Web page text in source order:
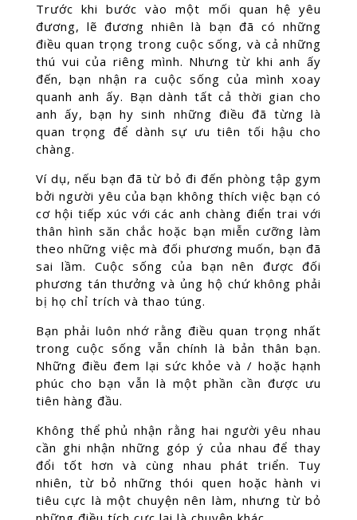
Trước khi bước vào một mối quan hệ yêu
đương, lẽ đương nhiên là bạn đã có những
điều quan trọng trong cuộc sống, và cả những
thú vui của riêng mình. Nhưng từ khi anh ấy
đến, bạn nhận ra cuộc sống của mình xoay
quanh anh ấy. Bạn dành tất cả thời gian cho
anh ấy, bạn hy sinh những điều đã từng là
quan trọng để dành sự ưu tiên tối hậu cho
chàng.
Ví dụ, nếu bạn đã từ bỏ đi đến phòng tập gym
bởi người yêu của bạn không thích việc bạn có
cơ hội tiếp xúc với các anh chàng điển trai với
thân hình săn chắc hoặc bạn miễn cưỡng làm
theo những việc mà đối phương muốn, bạn đã
sai lầm. Cuộc sống của bạn nên được đối
phương tán thưởng và ủng hộ chứ không phải
bị họ chỉ trích và thao túng.
Bạn phải luôn nhớ rằng điều quan trọng nhất
trong cuộc sống vẫn chính là bản thân bạn.
Những điều đem lại sức khỏe và / hoặc hạnh
phúc cho bạn vẫn là một phần cần được ưu
tiên hàng đầu.
Không thể phủ nhận rằng hai người yêu nhau
cần ghi nhận những góp ý của nhau để thay
đổi tốt hơn và cùng nhau phát triển. Tuy
nhiên, từ bỏ những thói quen hoặc hành vi
tiêu cực là một chuyện nên làm, nhưng từ bỏ